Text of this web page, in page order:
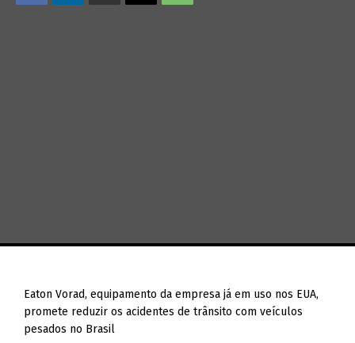
Eaton Vorad, equipamento da empresa já em uso nos EUA,
promete reduzir os acidentes de trânsito com veículos
pesados no Brasil